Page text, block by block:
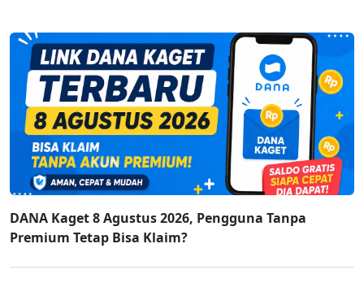
DANA Kaget 8 Agustus 2026, Pengguna Tanpa
Premium Tetap Bisa Klaim?